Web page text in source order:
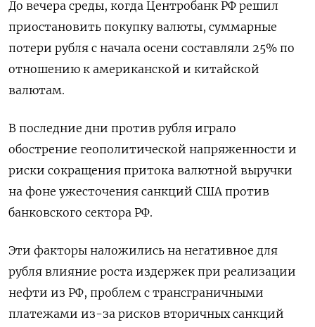
До вечера среды, когда Центробанк РФ решил
приостановить покупку валюты, суммарные
потери рубля с начала осени составляли 25% по
отношению к американской и китайской
валютам.
В последние дни против рубля играло
обострение геополитической напряженности и
риски сокращения притока валютной выручки
на фоне ужесточения санкций США против
банковского сектора РФ.
Эти факторы наложились на негативное для
рубля влияние роста издержек при реализации
нефти из РФ, проблем с трансграничными
платежами из-за рисков вторичных санкций